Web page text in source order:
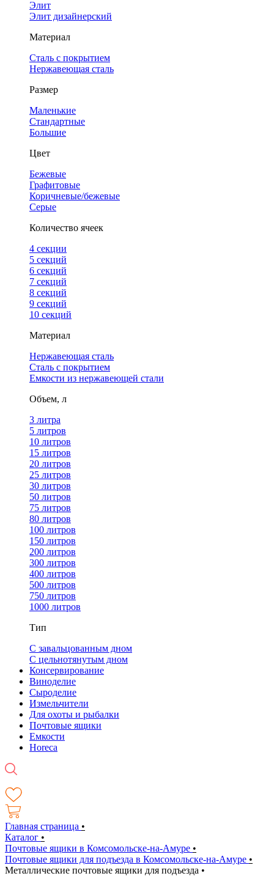
Элит
Элит дизайнерский
Материал
Сталь с покрытием
Нержавеющая сталь
Размер
Маленькие
Стандартные
Большие
Цвет
Бежевые
Графитовые
Коричневые/бежевые
Серые
Количество ячеек
4 cекции
5 секций
6 секций
7 секций
8 секций
9 секций
10 секций
Материал
Нержавеющая сталь
Сталь с покрытием
Емкости из нержавеющей стали
Объем, л
3 литра
5 литров
10 литров
15 литров
20 литров
25 литров
30 литров
50 литров
75 литров
80 литров
100 литров
150 литров
200 литров
300 литров
400 литров
500 литров
750 литров
1000 литров
Тип
С завальцованным дном
С цельнотянутым дном
Консервирование
Виноделие
Сыроделие
Измельчители
Для охоты и рыбалки
Почтовые ящики
Емкости
Horeca
Главная страница •
Каталог •
Почтовые ящики в Комсомольске-на-Амуре •
Почтовые ящики для подъезда в Комсомольске-на-Амуре •
Металлические почтовые ящики для подъезда •